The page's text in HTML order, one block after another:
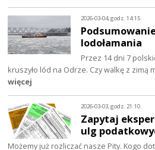
2026-03-04, godz. 14:15
lodołamania
Przez 14 dni 7
kruszyło lód na Odrze. Czy walkę z zimą
więcej
2026-03-03, godz. 21:10
Zapytaj
ulg
Możemy już rozliczać nasze Pity. Kogo